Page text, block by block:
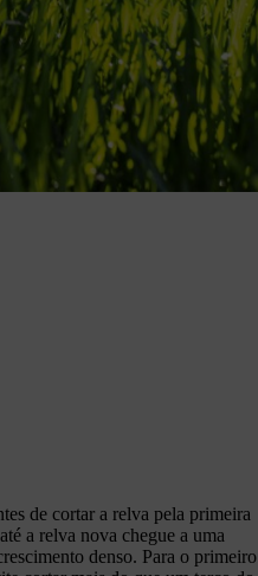
de cortar a relva pela primeira
a relva nova chegue a uma
denso. Para o primeiro